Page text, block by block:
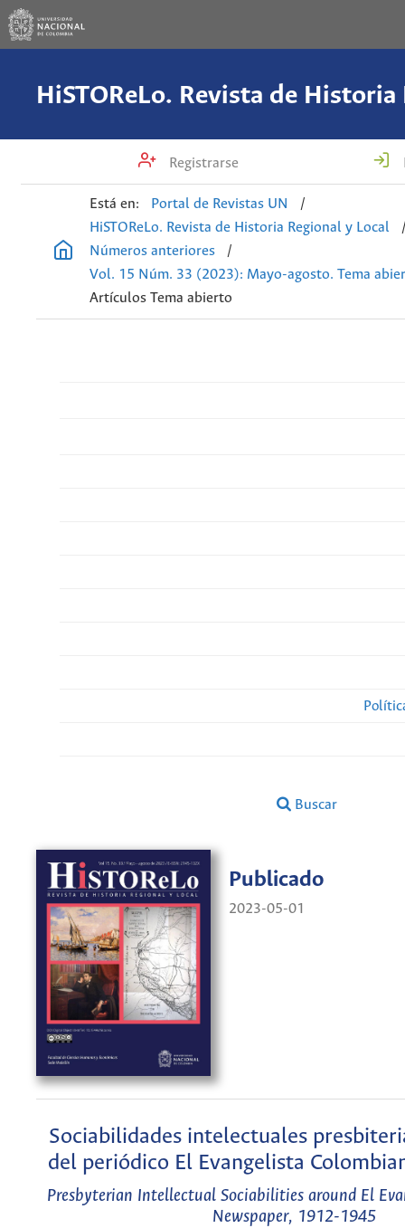
Registrarse
Está en: Portal de Revistas UN
/
HiSTOReLo. Revista de Historia Regional y Local
Números anteriores
/
Vol. 15 Núm. 33 (2023): Mayo-agosto. Tema
Artículos Tema abierto
Buscar
Publicado
2023-05-01
Sociabilidades intelectuales
del periódico El Evangelista
Presbyterian Intellectual Sociabilities around El
Newspaper, 1912-1945